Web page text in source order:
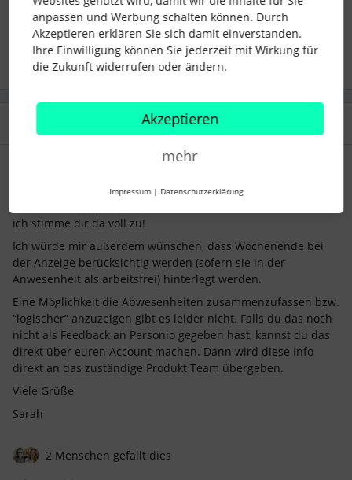
1 Personen gefällt dies
ich stimme dir da voll zu!
Ich würde mir außerdem wünschen, dass Wochenende bei
der Anzeige berücksichtig werden (sofern sie in der
Anwesenheit als arbeitsfrei) hinterlegt werden.
Eine Möglichkeit die Abwesenheiten zusammenzufassen bzw.
“logischer” anzuzeigen gibt es leider nicht. Falls du das noch
nicht als Feedback an Personio gegeben hast, kannst du das
direkt über euren Account machen. Dann wird diese Info
direkt an das zuständige Produkt Team übergeben.
Viele Grüße
Sarah
2 Menschen gefällt dies
anpassen und Werbung schalten können. Durch
Akzeptieren erklären Sie sich damit einverstanden.
Ihre Einwilligung können Sie jederzeit mit Wirkung für
die Zukunft widerrufen oder ändern.
Akzeptieren
mehr
Impressum | Datenschutzerklärung